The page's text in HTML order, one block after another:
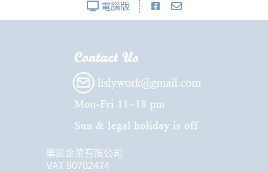
電腦版
樂延企業有限公司
VAT 90702474